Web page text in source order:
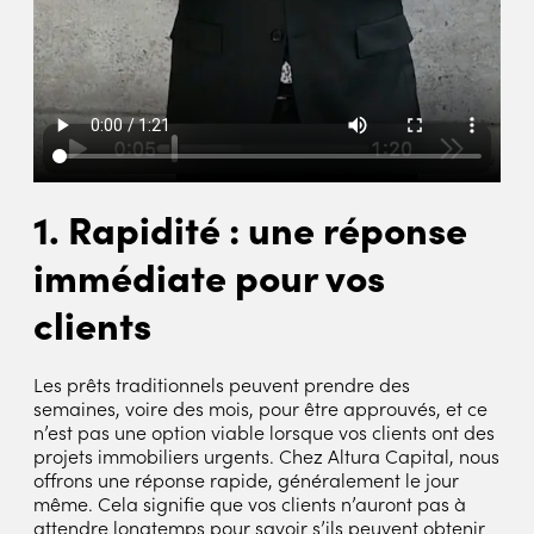
1. Rapidité : une réponse
immédiate pour vos
clients
Les prêts traditionnels peuvent prendre des
semaines, voire des mois, pour être approuvés, et ce
n’est pas une option viable lorsque vos clients ont des
projets immobiliers urgents. Chez Altura Capital, nous
offrons une réponse rapide, généralement le jour
même. Cela signifie que vos clients n’auront pas à
attendre longtemps pour savoir s’ils peuvent obtenir